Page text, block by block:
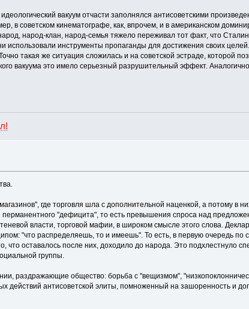
вакуум отчасти заполнялся антисоветскими
в советском кинематографе, как, впрочем, и в американском
народ-клан, народ-семья тяжело переживал тот факт, что
использовали инструменты пропаганды для достижения своих
такая же ситуация сложилась и на советской эстраде, которой
вакуума это имело серьезный разрушительный эффект.
где торговля шла с дополнительной наценкой, а потому в
перманентного "дефицита", то есть превышения спроса над
власти, торговой мафии, в широком смысле этого слова.
"что распределяешь, то и имеешь". То есть, в первую очередь по
что оставалось после них, доходило до народа. Это подхлестнуло
группы.
раздражающие общество: борьба с "вещизмом",
действий антисоветской элиты, помноженный на зашоренность и